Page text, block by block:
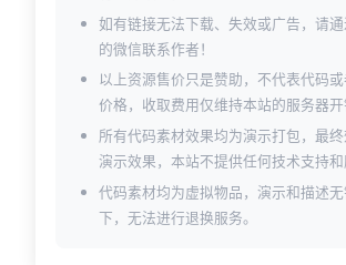
如有链接无法下载、失效或广告，请
的微信联系作者！
以上资源售价只是赞助，不代表代码
价格，收取费用仅维持本站的服务器开
所有代码素材效果均为演示打包，最
演示效果，本站不提供任何技术支持和
代码素材均为虚拟物品，演示和描述
下，无法进行退换服务。